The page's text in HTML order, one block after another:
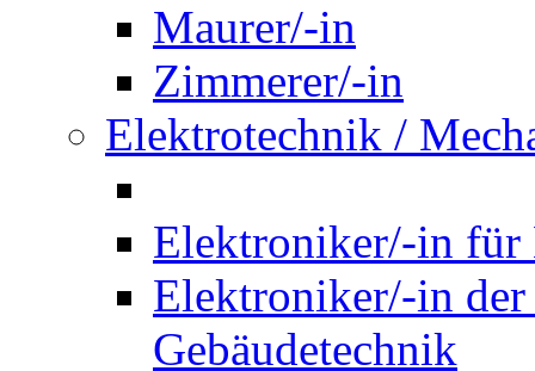
Maurer/-in
Zimmerer/-in
Elektrotechnik /
Elektroniker/-in für
Elektroniker/-in
Gebäudetechnik